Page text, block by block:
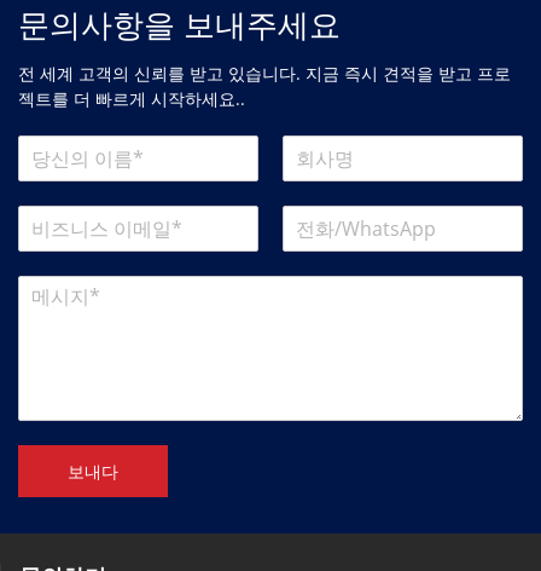
문의사항을 보내주세요
전 세계 고객의 신뢰를 받고 있습니다. 지금 즉시 견적을 받고 프로
젝트를 더 빠르게 시작하세요..
보내다